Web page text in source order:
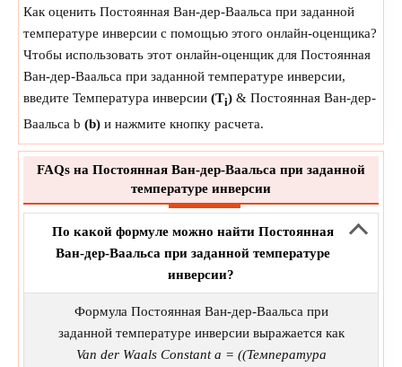
Как оценить Постоянная Ван-дер-Ваальса при заданной
температуре инверсии с помощью этого онлайн-оценщика?
Чтобы использовать этот онлайн-оценщик для Постоянная
Ван-дер-Ваальса при заданной температуре инверсии,
введите Температура инверсии (Ti) & Постоянная Ван-дер-
Ваальса b (b) и нажмите кнопку расчета.
FAQs на Постоянная Ван-дер-Ваальса при заданной
температуре инверсии
По какой формуле можно найти Постоянная
Ван-дер-Ваальса при заданной температуре
инверсии?
Формула Постоянная Ван-дер-Ваальса при
заданной температуре инверсии выражается как
Van der Waals Constant a = ((Температура